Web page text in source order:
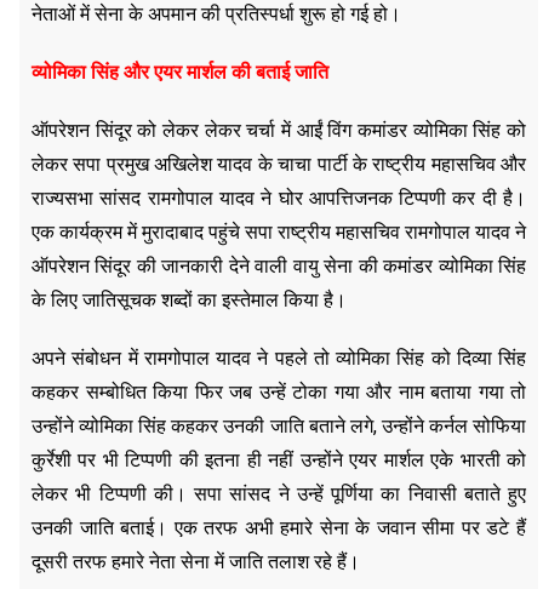
नेताओं में सेना के अपमान की प्रतिस्पर्धा शुरू हो गई हो।
व्योमिका सिंह और एयर मार्शल की बताई जाति
ऑपरेशन सिंदूर को लेकर लेकर चर्चा में आईं विंग कमांडर व्योमिका सिंह को
लेकर सपा प्रमुख अखिलेश यादव के चाचा पार्टी के राष्ट्रीय महासचिव और
राज्यसभा सांसद रामगोपाल यादव ने घोर आपत्तिजनक टिप्पणी कर दी है।
एक कार्यक्रम में मुरादाबाद पहुंचे सपा राष्ट्रीय महासचिव रामगोपाल यादव ने
ऑपरेशन सिंदूर की जानकारी देने वाली वायु सेना की कमांडर व्योमिका सिंह
के लिए जातिसूचक शब्दों का इस्तेमाल किया है।
अपने संबोधन में रामगोपाल यादव ने पहले तो व्योमिका सिंह को दिव्या सिंह
कहकर सम्बोधित किया फिर जब उन्हें टोका गया और नाम बताया गया तो
उन्होंने व्योमिका सिंह कहकर उनकी जाति बताने लगे, उन्होंने कर्नल सोफिया
कुर्रेशी पर भी टिप्पणी की इतना ही नहीं उन्होंने एयर मार्शल एके भारती को
लेकर भी टिप्पणी की। सपा सांसद ने उन्हें पूर्णिया का निवासी बताते हुए
उनकी जाति बताई। एक तरफ अभी हमारे सेना के जवान सीमा पर डटे हैं
दूसरी तरफ हमारे नेता सेना में जाति तलाश रहे हैं।